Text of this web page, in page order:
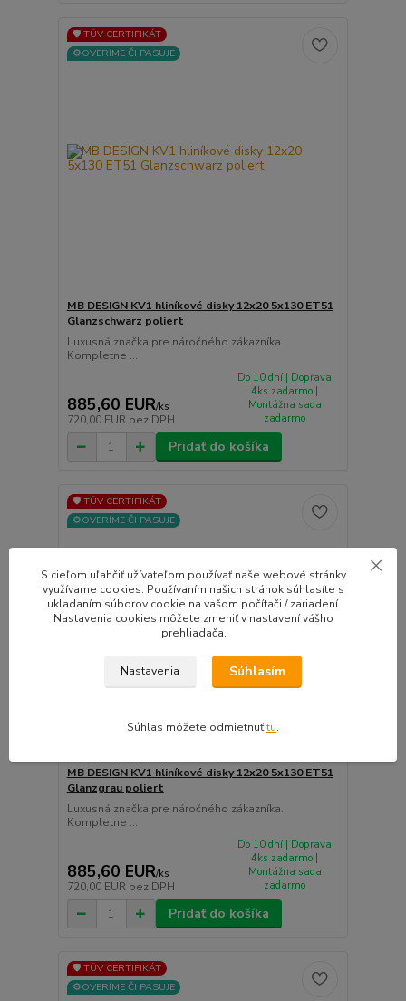
🛡️ TÜV CERTIFIKÁT
⚙️OVERÍME ČI PASUJE
MB DESIGN KV1 hliníkové disky 12x20 5x130 ET51
Glanzschwarz poliert
Luxusná značka pre náročného zákazníka.
Kompletne ...
885,60 EUR/ks
720,00 EUR bez DPH
Do 10 dní | Doprava
4ks zadarmo |
Montážna sada
zadarmo
Pridať do košíka
🛡️ TÜV CERTIFIKÁT
⚙️OVERÍME ČI PASUJE
MB DESIGN KV1 hliníkové disky 12x20 5x130 ET51
Glanzgrau poliert
Luxusná značka pre náročného zákazníka.
Kompletne ...
885,60 EUR/ks
720,00 EUR bez DPH
Do 10 dní | Doprava
4ks zadarmo |
Montážna sada
zadarmo
Pridať do košíka
🛡️ TÜV CERTIFIKÁT
⚙️OVERÍME ČI PASUJE
S cieľom uľahčiť užívateľom používať naše webové stránky
využívame cookies. Používaním našich stránok súhlasíte s
ukladaním súborov cookie na vašom počítači / zariadení.
Nastavenia cookies môžete zmeniť v nastavení vášho
prehliadača.
Nastavenia Súhlasím
Súhlas môžete odmietnuťtu.